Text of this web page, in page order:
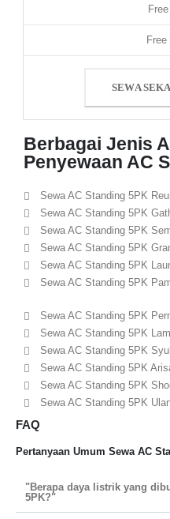
Free
SEWA
Berbagai Jenis
Penyewaan AC
Sewa AC Standing 5PK
Sewa AC Standing 5PK
Sewa AC Standing 5PK
Sewa AC Standing 5PK
Sewa AC Standing 5PK
Sewa AC Standing 5PK
Sewa AC Standing 5PK
Sewa AC Standing 5PK
Sewa AC Standing 5PK
Sewa AC Standing 5PK
Sewa AC Standing 5PK
Sewa AC Standing 5PK
FAQ
Pertanyaan Umum Sewa AC
"Berapa daya listrik yang
5PK?"